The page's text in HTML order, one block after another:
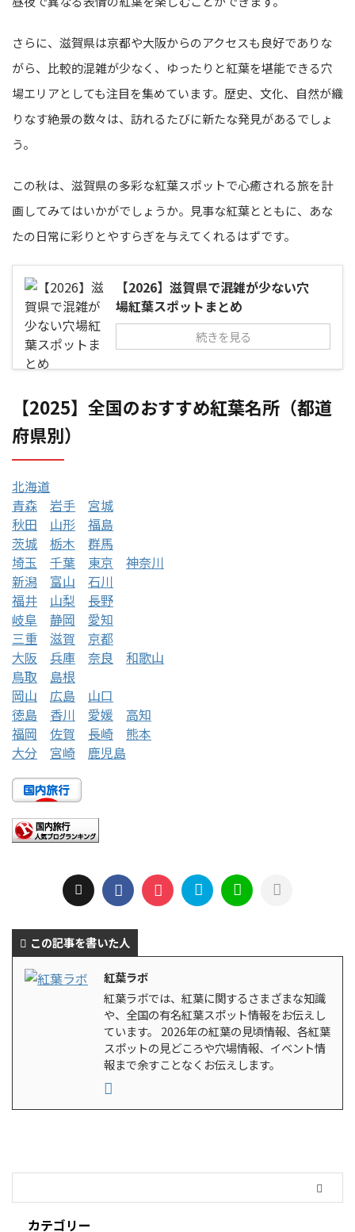
さらに、滋賀県は京都や大阪からのアクセスも良好でありな
がら、比較的混雑が少なく、ゆったりと紅葉を堪能できる穴
場エリアとしても注目を集めています。歴史、文化、自然が織
りなす絶景の数々は、訪れるたびに新たな発見があるでしょ
う。
この秋は、滋賀県の多彩な紅葉スポットで心癒される旅を計
画してみてはいかがでしょうか。見事な紅葉とともに、あな
たの日常に彩りとやすらぎを与えてくれるはずです。
【2026】滋賀県で混雑が少ない穴
場紅葉スポットまとめ
続きを見る
【2025】全国のおすすめ紅葉名所（都道
府県別）
北海道
青森
岩手
宮城
秋田
山形
福島
茨城
栃木
群馬
埼玉
千葉 東京
神奈川
新潟
富山
石川
福井
山梨
長野
岐阜
静岡
愛知
三重
滋賀
京都
大阪
兵庫 奈良
和歌山
鳥取
島根
岡山
広島
山口
徳島
香川 愛媛
高知
福岡
佐賀 長崎
熊本
大分
宮崎 鹿児島
この記事を書いた人
紅葉ラボ
紅葉ラボでは、紅葉に関するさまざまな知識
や、全国の有名紅葉スポット情報をお伝えし
ています。 2026年の紅葉の見頃情報、各紅葉
スポットの見どころや穴場情報、イベント情
報まで余すことなくお伝えします。
カテゴリー